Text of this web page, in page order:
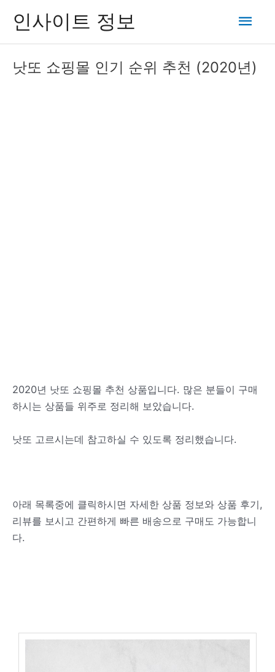
츠
인사이트 정보
메
인
메
낫또 쇼핑몰 인기 순위 추천 (2020년)
2020년 낫또 쇼핑몰 추천 상품입니다. 많은 분들이 구매
하시는 상품들 위주로 정리해 보았습니다.
낫또 고르시는데 참고하실 수 있도록 정리했습니다.
아래 목록중에 클릭하시면 자세한 상품 정보와 상품 후기,
리뷰를 보시고 간편하게 빠른 배송으로 구매도 가능합니
다.